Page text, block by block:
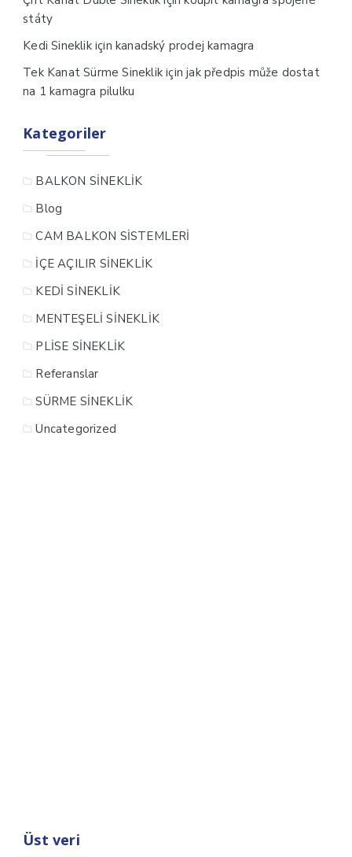
státy
Kedi Sineklikiçin kanadský prodej kamagra
Tek Kanat Sürme Sineklikiçinjak předpis může dostat
na 1 kamagra pilulku
Kategoriler
BALKON SİNEKLİK
Blog
CAM BALKON SİSTEMLERİ
İÇE AÇILIR SİNEKLİK
KEDİ SİNEKLİK
MENTEŞELİ SİNEKLİK
PLİSE SİNEKLİK
Referanslar
SÜRME SİNEKLİK
Uncategorized
Üst veri